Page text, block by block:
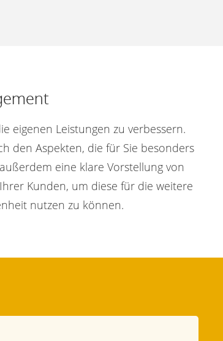
eigenen Leistungen zu verbessern.
den Aspekten, die für Sie besonders
eine klare Vorstellung von
Kunden, um diese für die weitere
nutzen zu können.